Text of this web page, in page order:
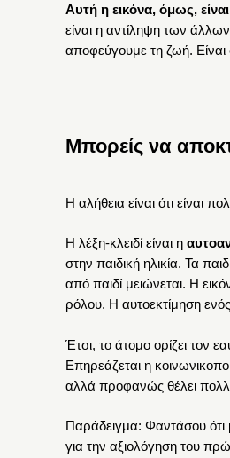
Αυτή η εικόνα, όμως,
είναι η αντίληψη των
αποφεύγουμε τη ζωή. Είναι
Μπορείς να
Η αλήθεια είναι ότι είναι
Η λέξη-κλειδί είναι η
στην παιδική ηλικία. Τα
από παιδί μειώνεται. Η
ρόλου. Η αυτοεκτίμηση
Έτσι, το άτομο ορίζει τον
Επηρεάζεται η
αλλά προφανώς θέλει πολλή
Παράδειγμα: Φαντάσου ότι
για την αξιολόγηση του